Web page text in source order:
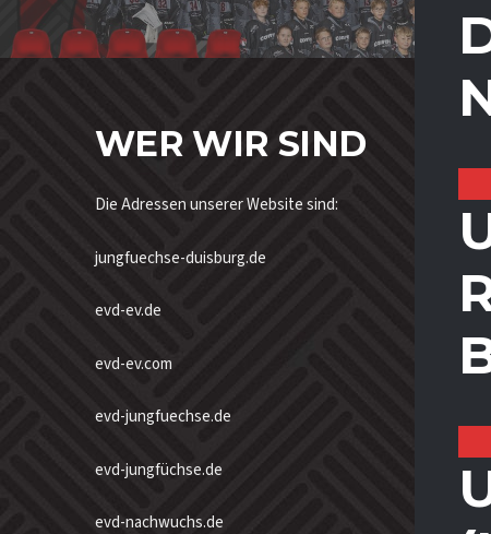
WER WIR SIND
Die Adressen unserer Website sind:
jungfuechse-duisburg.de
evd-ev.de
evd-ev.com
evd-jungfuechse.de
evd-jungfüchse.de
evd-nachwuchs.de